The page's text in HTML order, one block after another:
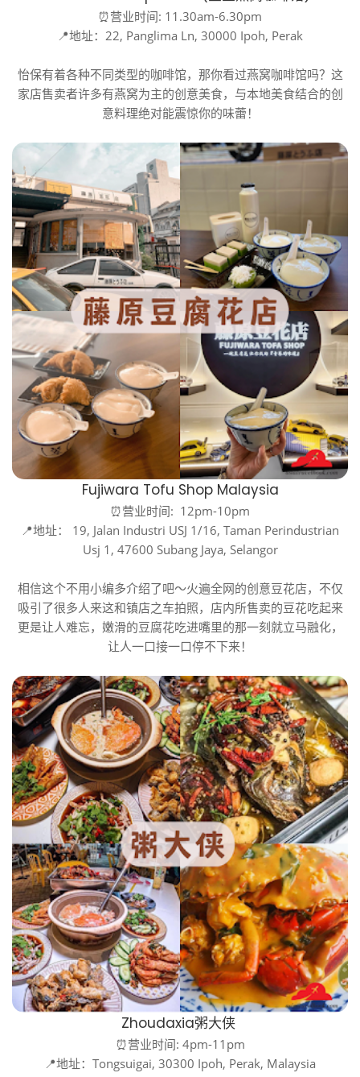
⏰营业时间: 11.30am-6.30pm
📍地址：22, Panglima Ln, 30000 Ipoh, Perak
怡保有着各种不同类型的咖啡馆，那你看过燕窝咖啡馆吗？这
家店售卖者许多有燕窝为主的创意美食，与本地美食结合的创
意料理绝对能震惊你的味蕾！
Fujiwara Tofu Shop Malaysia
⏰营业时间: 12pm-10pm
📍地址： 19, Jalan Industri USJ 1/16, Taman Perindustrian
Usj 1, 47600 Subang Jaya, Selangor
相信这个不用小编多介绍了吧～火遍全网的创意豆花店，不仅
吸引了很多人来这和镇店之车拍照，店内所售卖的豆花吃起来
更是让人难忘，嫩滑的豆腐花吃进嘴里的那一刻就立马融化，
让人一口接一口停不下来！
Zhoudaxia粥大侠
⏰营业时间: 4pm-11pm
📍地址：Tongsuigai, 30300 Ipoh, Perak, Malaysia